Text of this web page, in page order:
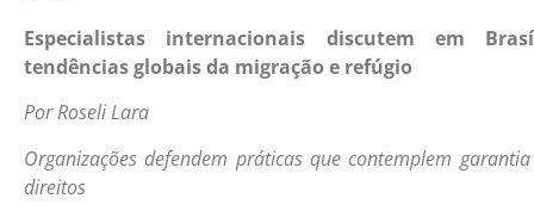
Especialistas internacionais discutem em
tendências globais da migração e refúgio
Por Roseli Lara
Organizações defendem práticas que contemplem
direitos